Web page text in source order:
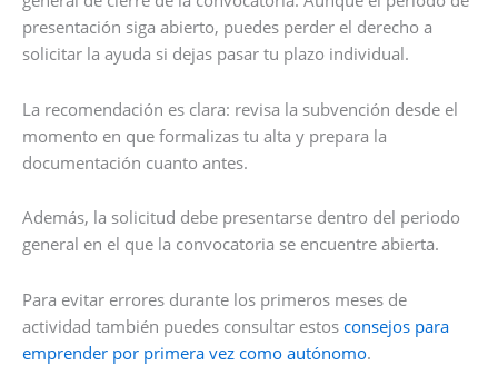
presentación siga abierto, puedes perder el derecho a
solicitar la ayuda si dejas pasar tu plazo individual.
La recomendación es clara: revisa la subvención desde el
momento en que formalizas tu alta y prepara la
documentación cuanto antes.
Además, la solicitud debe presentarse dentro del periodo
general en el que la convocatoria se encuentre abierta.
Para evitar errores durante los primeros meses de
actividad también puedes consultar estos consejos para
emprender por primera vez como autónomo.